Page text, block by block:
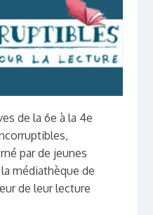
de la 6e à la 4e
par de jeunes
médiathèque de
de leur lecture